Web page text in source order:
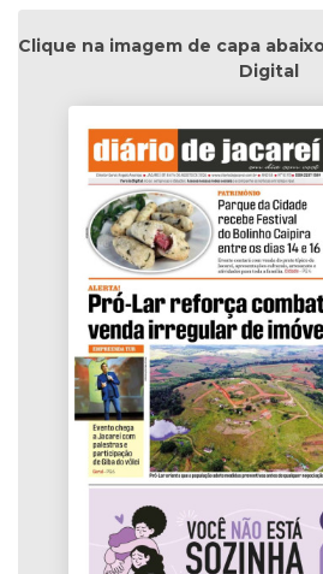
Clique na imagem de capa
Digital